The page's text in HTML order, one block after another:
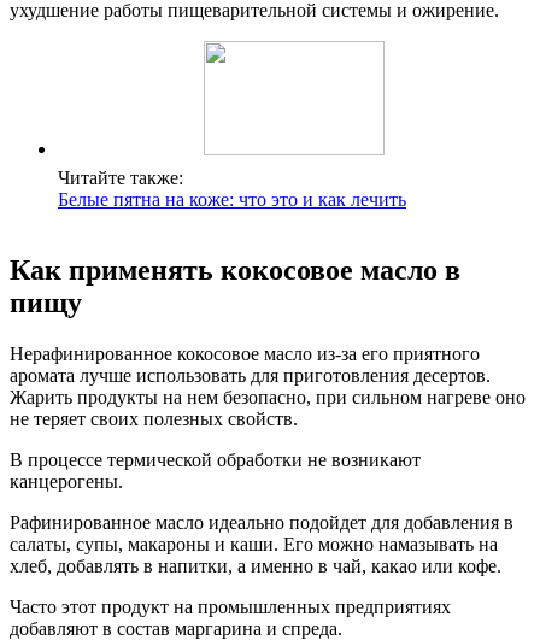
ухудшение работы пищеварительной системы и ожирение.
Читайте также:
Белые пятна на коже: что это и как лечить
Как применять кокосовое масло в
пищу
Нерафинированное кокосовое масло из-за его приятного
аромата лучше использовать для приготовления десертов.
Жарить продукты на нем безопасно, при сильном нагреве оно
не теряет своих полезных свойств.
В процессе термической обработки не возникают
канцерогены.
Рафинированное масло идеально подойдет для добавления в
салаты, супы, макароны и каши. Его можно намазывать на
хлеб, добавлять в напитки, а именно в чай, какао или кофе.
Часто этот продукт на промышленных предприятиях
добавляют в состав маргарина и спреда.